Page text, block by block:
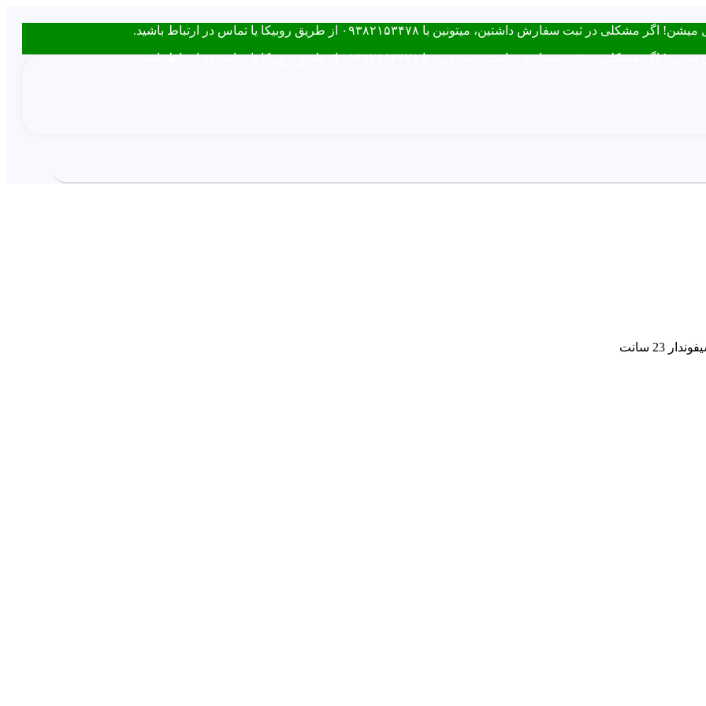
داشتین، میتونین با ۰۹۳۸۲۱۵۳۴۷۸ از طریق روبیکا یا تماس در ارتباط باشید.
داشتین، میتونین با ۰۹۳۸۲۱۵۳۴۷۸ از طریق روبیکا یا تماس در ارتباط باشید.
سانت